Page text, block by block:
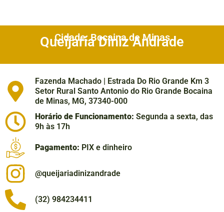
Cidade: Bocaina de Minas
Queijaria Diniz Andrade
Fazenda Machado | Estrada Do Rio Grande Km 3
Setor Rural Santo Antonio do Rio Grande Bocaina
de Minas, MG, 37340-000
Horário de Funcionamento: Segunda a sexta, das
9h às 17h
Pagamento: PIX e dinheiro
@queijariadinizandrade
(32) 984234411